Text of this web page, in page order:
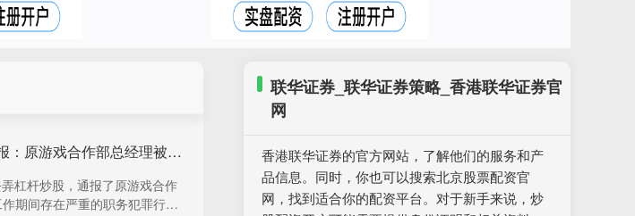
只有2万元怎么去弄杠杆炒股 B站通报：原游戏合作部总经理被逮捕
杠杆炒股，通报了原游戏合作
期间存在严重的职务犯罪行为
联华证券_联华证券策略_香港联华证券官
网
香港联华证券的官方网站，了解他们的服务和产
品信息。同时，你也可以搜索北京股票配资官
网，找到适合你的配资平台。对于新手来说，炒